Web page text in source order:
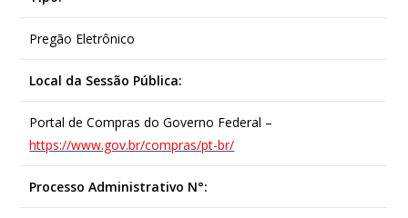
Pregão Eletrônico
Local da Sessão Pública:
Portal de Compras do Governo Federal –
https://www.gov.br/compras/pt-br/
Processo Administrativo N°: